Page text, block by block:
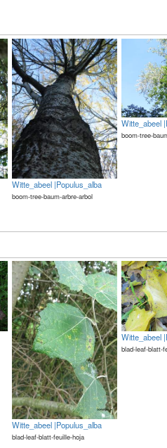
Witte_abeel |Populus_alba
boom-tree-baum-arbre-arbol
Witte_abeel
boom-tree-
Witte_abeel |Populus_alba
blad-leaf-blatt-feuille-hoja
Witte_abeel
blad-leaf-blatt-